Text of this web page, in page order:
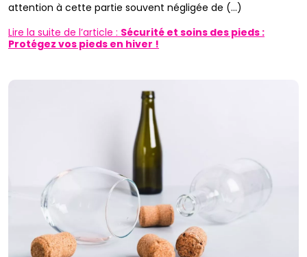
attention à cette partie souvent négligée de (...)
Lire la suite de l’article : Sécurité et soins des pieds :
Protégez vos pieds en hiver !